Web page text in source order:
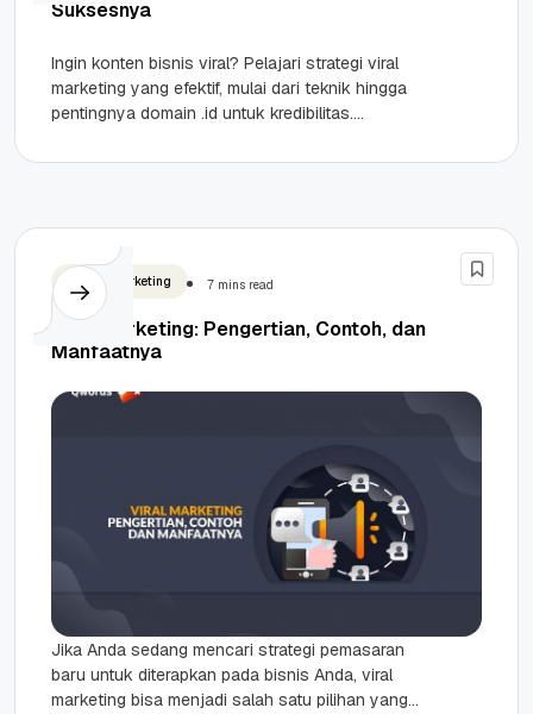
Suksesnya
Ingin konten bisnis viral? Pelajari strategi viral
marketing yang efektif, mulai dari teknik hingga
pentingnya domain .id untuk kredibilitas.
Digital Marketing 7 mins read
Viral Marketing: Pengertian, Contoh, dan
Manfaatnya
Jika Anda sedang mencari strategi pemasaran
baru untuk diterapkan pada bisnis Anda, viral
marketing bisa menjadi salah satu pilihan yang